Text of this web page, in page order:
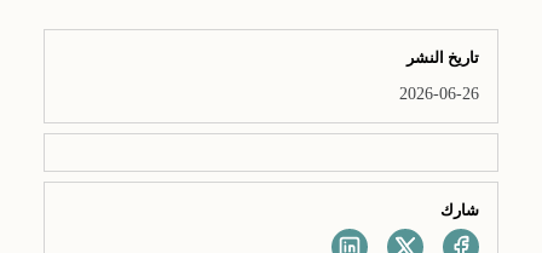
تاريخ النشر
2026-06-26
شارك